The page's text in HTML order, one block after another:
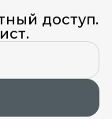
доступ.